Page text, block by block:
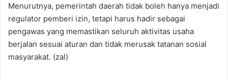
Menurutnya, pemerintah daerah tidak boleh hanya menjadi
regulator pemberi izin, tetapi harus hadir sebagai
pengawas yang memastikan seluruh aktivitas usaha
berjalan sesuai aturan dan tidak merusak tatanan sosial
masyarakat. (zal)